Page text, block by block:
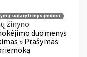
sudaryti mps įmonei
žinyno
duomenys
» Prašymas